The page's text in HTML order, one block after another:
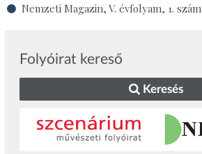
Nemzeti Magazin, V. évfolyam, 1. szám
Folyóirat kereső
Keresés